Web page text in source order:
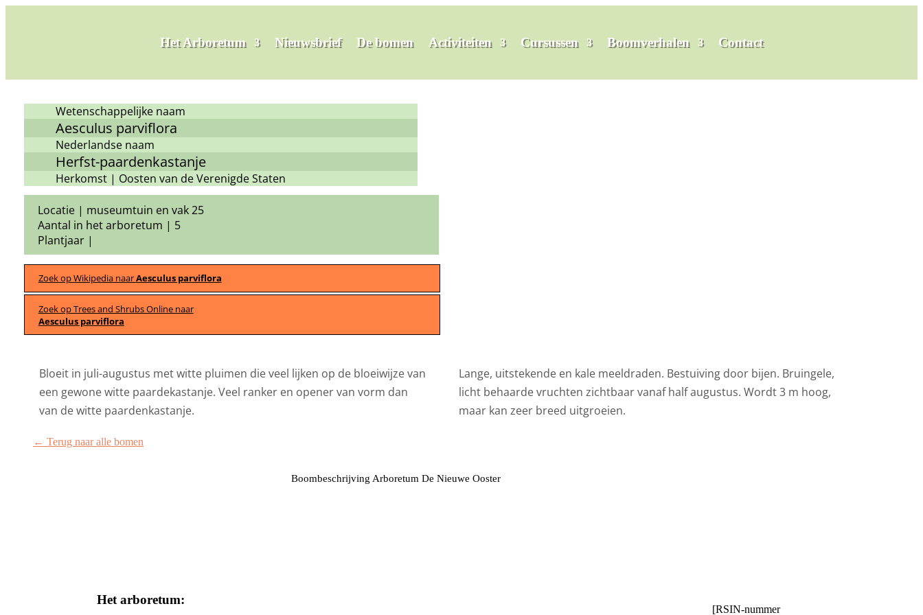
Het Arboretum Nieuwsbrief De bomen Activiteiten Cursussen Boomverhalen Contact
Wetenschappelijke naam
Aesculus parviflora
Nederlandse naam
Herfst-paardenkastanje
Herkomst | Oosten van de Verenigde Staten
Locatie | museumtuin en vak 25
Aantal in het arboretum | 5
Plantjaar |
Zoek op Wikipedia naarAesculus parviflora
Zoek op Trees and Shrubs Online naar
Aesculus parviflora
Bloeit in juli-augustus met witte pluimen die veel lijken op de bloeiwijze van
een gewone witte paardekastanje. Veel ranker en opener van vorm dan
van de witte paardenkastanje.
Lange, uitstekende en kale meeldraden. Bestuiving door bijen. Bruingele,
licht behaarde vruchten zichtbaar vanaf half augustus. Wordt 3 m hoog,
maar kan zeer breed uitgroeien.
← Terug naar alle bomen
Boombeschrijving Arboretum De Nieuwe Ooster
Het arboretum:
[RSIN-nummer